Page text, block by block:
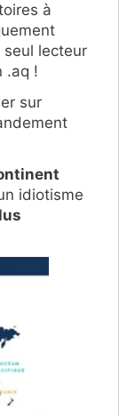
à
lecteur
.aq !
sur
idiotisme